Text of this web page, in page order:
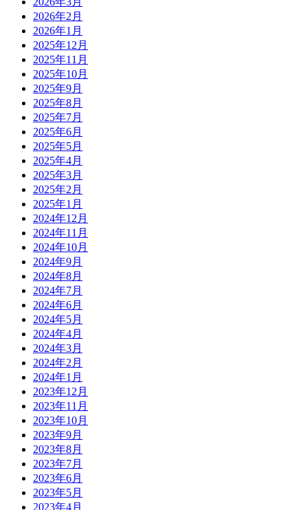
2026年2月
2026年1月
2025年12月
2025年11月
2025年10月
2025年9月
2025年8月
2025年7月
2025年6月
2025年5月
2025年4月
2025年3月
2025年2月
2025年1月
2024年12月
2024年11月
2024年10月
2024年9月
2024年8月
2024年7月
2024年6月
2024年5月
2024年4月
2024年3月
2024年2月
2024年1月
2023年12月
2023年11月
2023年10月
2023年9月
2023年8月
2023年7月
2023年6月
2023年5月
2023年4月